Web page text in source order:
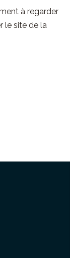
à regarder
le site de la